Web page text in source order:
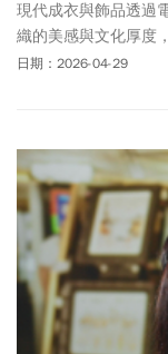
現代成衣與飾品透過
織的美感與文化厚度
堅守傳統，在台灣各
日期：2026-04-29